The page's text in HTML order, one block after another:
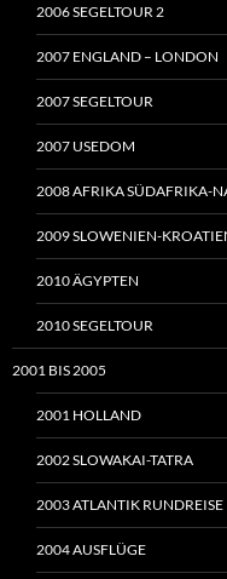
2006 SEGELTOUR 2
2007 ENGLAND – LONDON
2007 SEGELTOUR
2007 USEDOM
2008 AFRIKA SÜDAFRIKA-
2009 SLOWENIEN-
2010 ÄGYPTEN
2010 SEGELTOUR
2001 BIS 2005
2001 HOLLAND
2002 SLOWAKAI-TATRA
2003 ATLANTIK RUNDREISE
2004 AUSFLÜGE